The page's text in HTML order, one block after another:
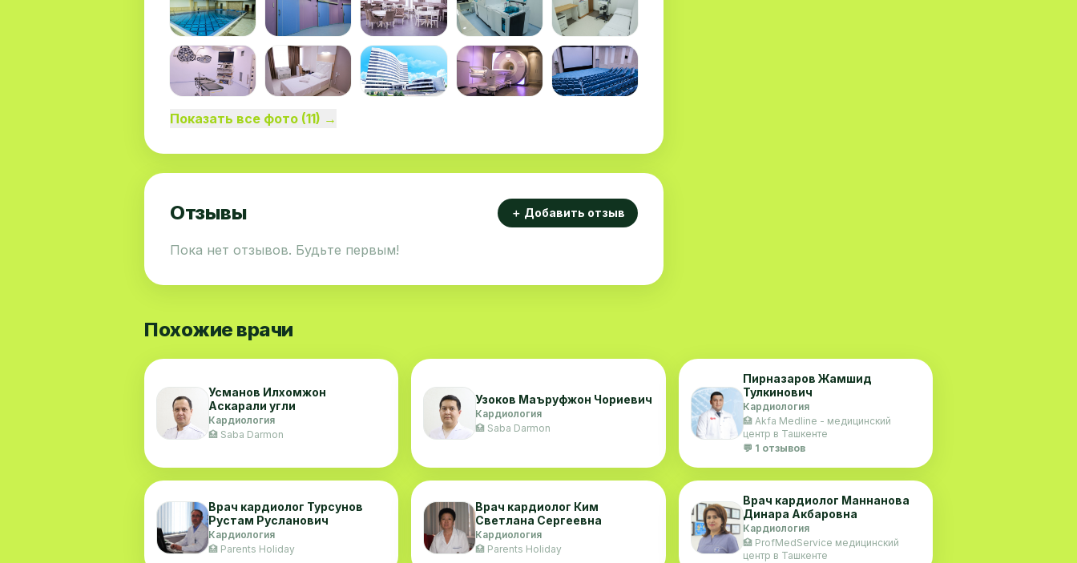
Показать все фото (11) →
Отзывы ＋ Добавить отзыв
Пока нет отзывов. Будьте первым!
Похожие врачи
Усманов Илхомжон
Аскарали угли
Кардиология
🏥 Saba Darmon
Узоков Маъруфжон Чориевич
Кардиология
🏥 Saba Darmon
Пирназаров Жамшид
Тулкинович
Кардиология
🏥 Akfa Medline - медицинский
центр в Ташкенте
💬 1 отзывов
Врач кардиолог Турсунов
Рустам Русланович
Кардиология
🏥 Parents Holiday
Врач кардиолог Ким
Светлана Сергеевна
Кардиология
🏥 Parents Holiday
Врач кардиолог Маннанова
Динара Акбаровна
Кардиология
🏥 ProfMedService медицинский
центр в Ташкенте